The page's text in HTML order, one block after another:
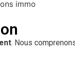
. Nous